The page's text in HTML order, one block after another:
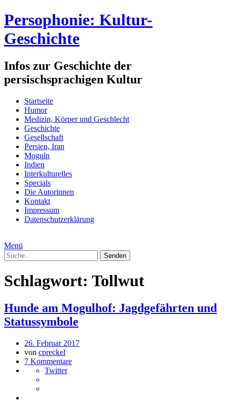
Persophonie: Kultur-
Geschichte
Infos zur Geschichte der
persischsprachigen Kultur
Startseite
Humor
Medizin, Körper und Geschlecht
Geschichte
Gesellschaft
Persien, Iran
Moguln
Indien
Interkulturelles
Specials
Die Autorinnen
Kontakt
Impressum
Datenschutzerklärung
Menü
Schlagwort: Tollwut
Hunde am Mogulhof: Jagdgefährten und
Statussymbole
26. Februar 2017
von cpreckel
7 Kommentare
Twitter